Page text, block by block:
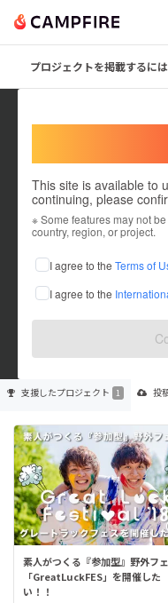
プロジェクトを掲載するには
This site is available to
continuing, please
※ Some features may not
country, region, or project.
I agree to the Terms of
I agree to the
これまでに1回支援して1
在住国：日本 現在地：京都
出身国：日本 出身地：広島
支援したプロジェクト 1 投
素人がつくる『参加型』野外フ
「GreatLuckFES」を開催した
い！！